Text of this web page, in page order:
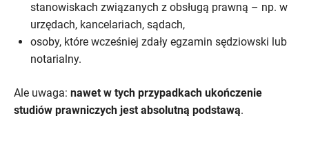
stanowiskach związanych z obsługą prawną – np. w
urzędach, kancelariach, sądach,
osoby, które wcześniej zdały egzamin sędziowski lub
notarialny.
Ale uwaga: nawet w tych przypadkach ukończenie
studiów prawniczych jest absolutną podstawą.